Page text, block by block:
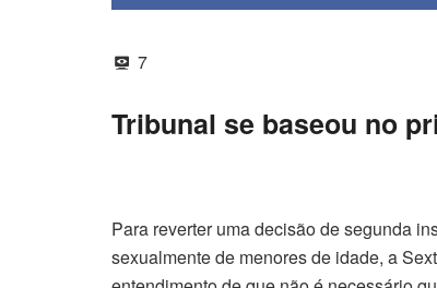
7
Tribunal se baseou no
Para reverter uma decisão desegunda
sexualmente de menores de idade, a